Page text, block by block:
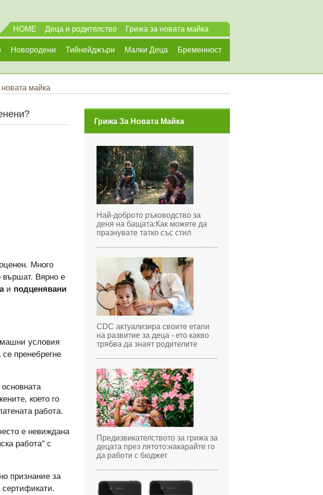
HOME Деца и родителство Грижа за новата майка
Новородени Тийнейджъри Малки Деца Бременност
майка
Много
вършат. Вярно е
и подценявани
условия
пренебрегне
което го
работа.
е невиждана
работа" с
признание за
Грижа За Новата Майка
Най-доброто ръководство за
деня на бащата:Как можете да
празнувате татко със стил
CDC актуализира своите етапи
на развитие за деца - ето какво
трябва да знаят родителите
Предизвикателството за грижа за
децата през лятото:накарайте го
да работи с бюджет